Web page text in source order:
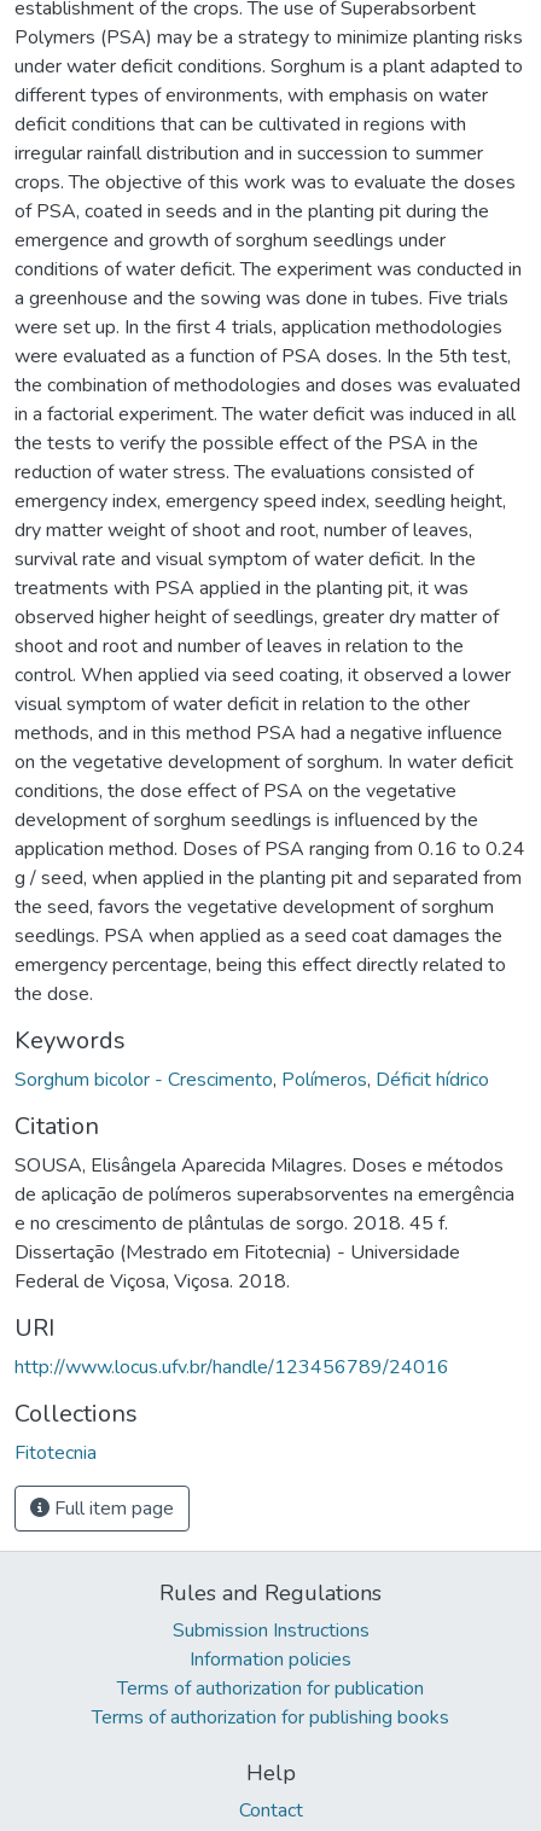
establishment of the crops. The use of Superabsorbent
Polymers (PSA) may be a strategy to minimize planting risks
under water deficit conditions. Sorghum is a plant adapted to
different types of environments, with emphasis on water
deficit conditions that can be cultivated in regions with
irregular rainfall distribution and in succession to summer
crops. The objective of this work was to evaluate the doses
of PSA, coated in seeds and in the planting pit during the
emergence and growth of sorghum seedlings under
conditions of water deficit. The experiment was conducted in
a greenhouse and the sowing was done in tubes. Five trials
were set up. In the first 4 trials, application methodologies
were evaluated as a function of PSA doses. In the 5th test,
the combination of methodologies and doses was evaluated
in a factorial experiment. The water deficit was induced in all
the tests to verify the possible effect of the PSA in the
reduction of water stress. The evaluations consisted of
emergency index, emergency speed index, seedling height,
dry matter weight of shoot and root, number of leaves,
survival rate and visual symptom of water deficit. In the
treatments with PSA applied in the planting pit, it was
observed higher height of seedlings, greater dry matter of
shoot and root and number of leaves in relation to the
control. When applied via seed coating, it observed a lower
visual symptom of water deficit in relation to the other
methods, and in this method PSA had a negative influence
on the vegetative development of sorghum. In water deficit
conditions, the dose effect of PSA on the vegetative
development of sorghum seedlings is influenced by the
application method. Doses of PSA ranging from 0.16 to 0.24
g / seed, when applied in the planting pit and separated from
the seed, favors the vegetative development of sorghum
seedlings. PSA when applied as a seed coat damages the
emergency percentage, being this effect directly related to
the dose.
Keywords
Sorghum bicolor - Crescimento, Polímeros, Déficit hídrico
Citation
SOUSA, Elisângela Aparecida Milagres. Doses e métodos
de aplicação de polímeros superabsorventes na emergência
e no crescimento de plântulas de sorgo. 2018. 45 f.
Dissertação (Mestrado em Fitotecnia) - Universidade
Federal de Viçosa, Viçosa. 2018.
URI
http://www.locus.ufv.br/handle/123456789/24016
Collections
Fitotecnia
Full item page
Rules and Regulations
Submission Instructions
Information policies
Terms of authorization for publication
Terms of authorization for publishing books
Help
Contact